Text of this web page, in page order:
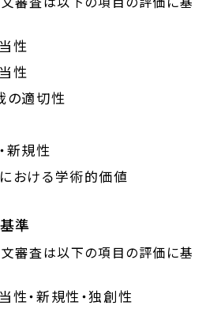
性
性
の適切性
新規性
おける学術的価値
準
審査は以下の項目の評価に基
性・新規性・独創性